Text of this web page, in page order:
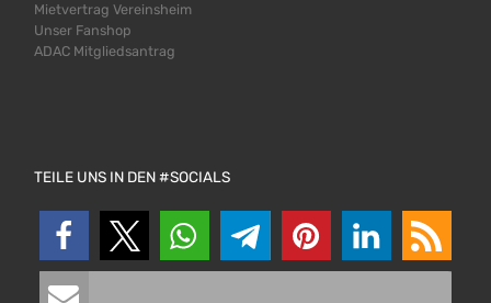
Mietvertrag Vereinsheim
Unser Fanshop
ADAC Mitgliedsantrag
TEILE UNS IN DEN #SOCIALS